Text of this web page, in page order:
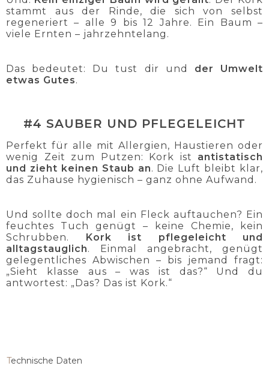
stammt aus der Rinde, die sich von selbst
regeneriert – alle 9 bis 12 Jahre. Ein Baum –
viele Ernten – jahrzehntelang.
Das bedeutet: Du tust dir und der Umwelt
etwas Gutes.
#4 SAUBER UND PFLEGELEICHT
Perfekt für alle mit Allergien, Haustieren oder
wenig Zeit zum Putzen: Kork ist antistatisch
und zieht keinen Staub an. Die Luft bleibt klar,
das Zuhause hygienisch – ganz ohne Aufwand.
Und sollte doch mal ein Fleck auftauchen? Ein
feuchtes Tuch genügt – keine Chemie, kein
Schrubben. Kork ist pflegeleicht und
alltagstauglich. Einmal angebracht, genügt
gelegentliches Abwischen – bis jemand fragt:
„Sieht klasse aus – was ist das?“ Und du
antwortest: „Das? Das ist Kork.“
Technische Daten